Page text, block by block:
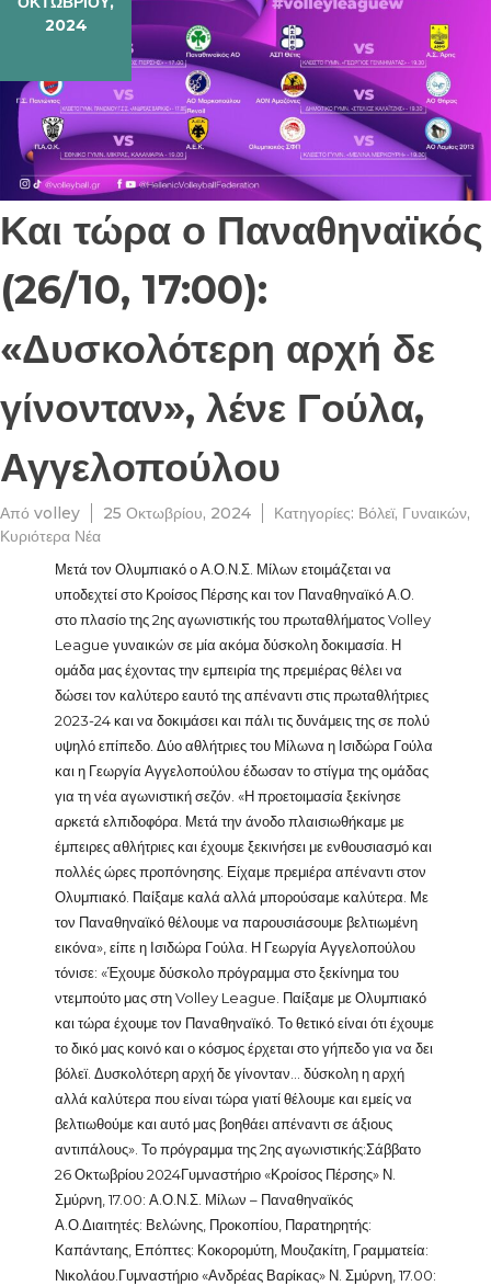
2024
Και τώρα ο Παναθηναϊκός
(26/10, 17:00):
«Δυσκολότερη αρχή δε
γίνονταν», λένε Γούλα,
Αγγελοπούλου
Από volley 25 Οκτωβρίου, 2024 Κατηγορίες: Βόλεϊ, Γυναικών,
Κυριότερα Νέα
Μετά τον Ολυμπιακό ο Α.Ο.Ν.Σ. Μίλων ετοιμάζεται να
υποδεχτεί στο Κροίσος Πέρσης και τον Παναθηναϊκό Α.Ο.
στο πλασίο της 2ης αγωνιστικής του πρωταθλήματος Volley
League γυναικών σε μία ακόμα δύσκολη δοκιμασία. Η
ομάδα μας έχοντας την εμπειρία της πρεμιέρας θέλει να
δώσει τον καλύτερο εαυτό της απέναντι στις πρωταθλήτριες
2023-24 και να δοκιμάσει και πάλι τις δυνάμεις της σε πολύ
υψηλό επίπεδο. Δύο αθλήτριες του Μίλωνα η Ισιδώρα Γούλα
και η Γεωργία Αγγελοπούλου έδωσαν το στίγμα της ομάδας
για τη νέα αγωνιστική σεζόν. «Η προετοιμασία ξεκίνησε
αρκετά ελπιδοφόρα. Μετά την άνοδο πλαισιωθήκαμε με
έμπειρες αθλήτριες και έχουμε ξεκινήσει με ενθουσιασμό και
πολλές ώρες προπόνησης. Είχαμε πρεμιέρα απέναντι στον
Ολυμπιακό. Παίξαμε καλά αλλά μπορούσαμε καλύτερα. Με
τον Παναθηναϊκό θέλουμε να παρουσιάσουμε βελτιωμένη
εικόνα», είπε η Ισιδώρα Γούλα. Η Γεωργία Αγγελοπούλου
τόνισε: «Έχουμε δύσκολο πρόγραμμα στο ξεκίνημα του
ντεμπούτο μας στη Volley League. Παίξαμε με Ολυμπιακό
και τώρα έχουμε τον Παναθηναϊκό. Το θετικό είναι ότι έχουμε
το δικό μας κοινό και ο κόσμος έρχεται στο γήπεδο για να δει
βόλεϊ. Δυσκολότερη αρχή δε γίνονταν… δύσκολη η αρχή
αλλά καλύτερα που είναι τώρα γιατί θέλουμε και εμείς να
βελτιωθούμε και αυτό μας βοηθάει απέναντι σε άξιους
αντιπάλους». Το πρόγραμμα της 2ης αγωνιστικής:Σάββατο
26 Οκτωβρίου 2024Γυμναστήριο «Κροίσος Πέρσης» Ν.
Σμύρνη, 17.00: Α.Ο.Ν.Σ. Μίλων – Παναθηναϊκός
Α.Ο.Διαιτητές: Βελώνης, Προκοπίου, Παρατηρητής:
Καπάνταης, Επόπτες: Κοκορομύτη, Μουζακίτη, Γραμματεία:
Νικολάου.Γυμναστήριο «Ανδρέας Βαρίκας» Ν. Σμύρνη, 17.00: